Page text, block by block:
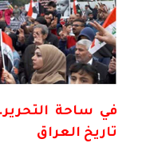
في ساحة
تاريخ العراق